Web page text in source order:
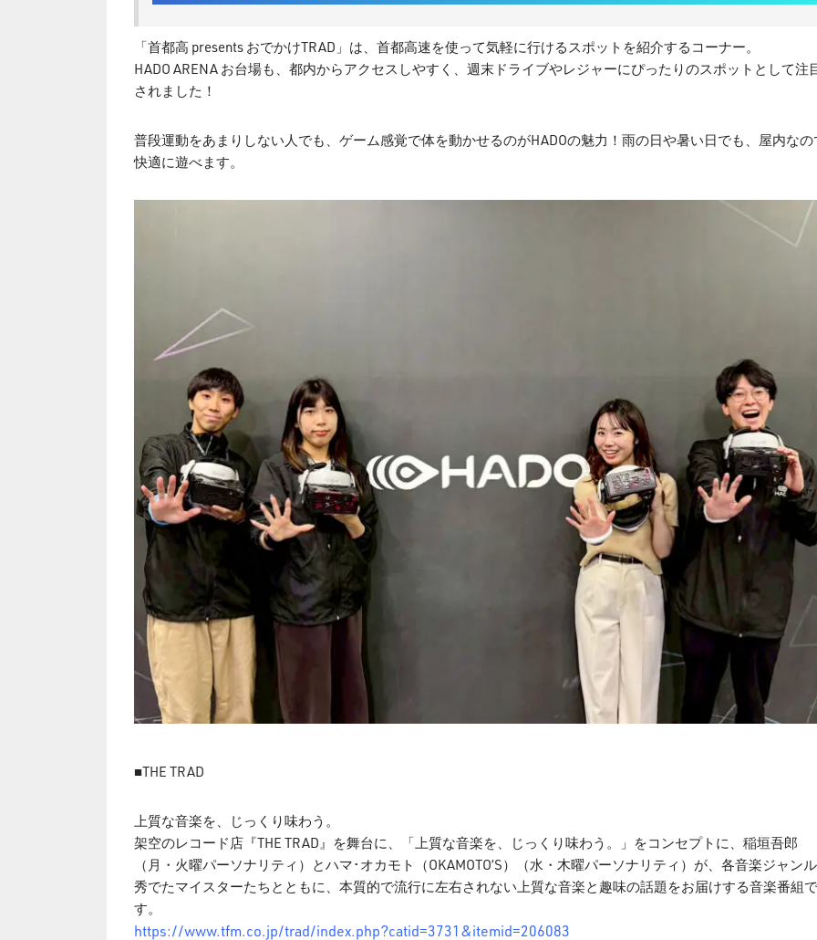
「首都高 presents おでかけTRAD」は、首都高速を使って気軽に行けるスポットを紹介するコーナー。
HADO ARENA お台場も、都内からアクセスしやすく、週末ドライブやレジャーにぴったりのスポットとして注
されました！
普段運動をあまりしない人でも、ゲーム感覚で体を動かせるのがHADOの魅力！雨の日や暑い日でも、屋内なの
快適に遊べます。
■THE TRAD
上質な音楽を、じっくり味わう。
架空のレコード店『THE TRAD』を舞台に、「上質な音楽を、じっくり味わう。」をコンセプトに、稲垣吾郎
（月・火曜パーソナリティ）とハマ･オカモト（OKAMOTO’S）（水・木曜パーソナリティ）が、各音楽ジャン
秀でたマイスターたちとともに、本質的で流行に左右されない上質な音楽と趣味の話題をお届けする音楽番組で
す。
https://www.tfm.co.jp/trad/index.php?catid=3731&itemid=206083